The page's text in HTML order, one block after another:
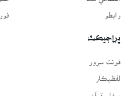
رابطو
پراجيڪٽ
لفظيڪار
پيغامِ قرآن